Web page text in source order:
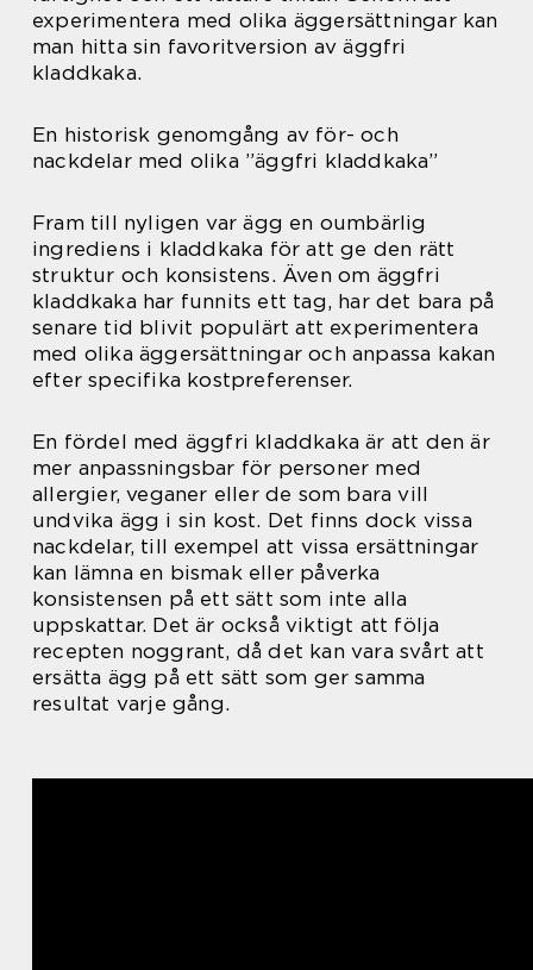
experimentera med olika äggersättningar kan
man hitta sin favoritversion av äggfri
kladdkaka.
En historisk genomgång av för- och
nackdelar med olika ”äggfri kladdkaka”
Fram till nyligen var ägg en oumbärlig
ingrediens i kladdkaka för att ge den rätt
struktur och konsistens. Även om äggfri
kladdkaka har funnits ett tag, har det bara på
senare tid blivit populärt att experimentera
med olika äggersättningar och anpassa kakan
efter specifika kostpreferenser.
En fördel med äggfri kladdkaka är att den är
mer anpassningsbar för personer med
allergier, veganer eller de som bara vill
undvika ägg i sin kost. Det finns dock vissa
nackdelar, till exempel att vissa ersättningar
kan lämna en bismak eller påverka
konsistensen på ett sätt som inte alla
uppskattar. Det är också viktigt att följa
recepten noggrant, då det kan vara svårt att
ersätta ägg på ett sätt som ger samma
resultat varje gång.